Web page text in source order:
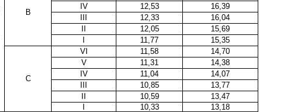
B
IV
12,53
16,39
12,33
16,04
12,05
15,69
11,77 15,35
C
VI 11,58
14,70
V
11,31
14,38
IV
11,04
14,07
10,85
13,77
10,59
13,47
10,33 13,18